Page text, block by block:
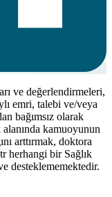
ve değerlendirmeleri,
emri, talebi ve/veya
bağımsız olarak
alanında kamuoyunun
arttırmak, doktora
herhangi bir Sağlık
desteklememektedir.